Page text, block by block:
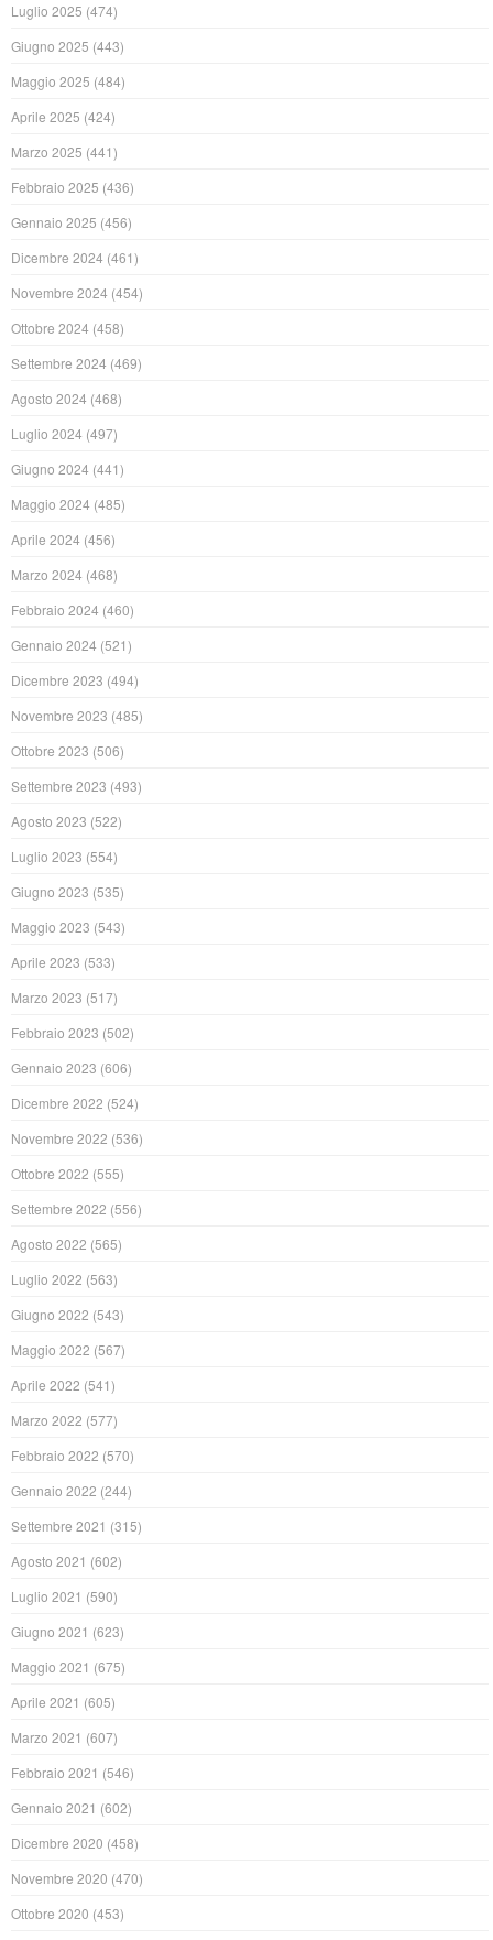
Luglio 2025 (474)
Giugno 2025 (443)
Maggio 2025 (484)
Aprile 2025 (424)
Marzo 2025 (441)
Febbraio 2025 (436)
Gennaio 2025 (456)
Dicembre 2024 (461)
Novembre 2024 (454)
Ottobre 2024 (458)
Settembre 2024 (469)
Agosto 2024 (468)
Luglio 2024 (497)
Giugno 2024 (441)
Maggio 2024 (485)
Aprile 2024 (456)
Marzo 2024 (468)
Febbraio 2024 (460)
Gennaio 2024 (521)
Dicembre 2023 (494)
Novembre 2023 (485)
Ottobre 2023 (506)
Settembre 2023 (493)
Agosto 2023 (522)
Luglio 2023 (554)
Giugno 2023 (535)
Maggio 2023 (543)
Aprile 2023 (533)
Marzo 2023 (517)
Febbraio 2023 (502)
Gennaio 2023 (606)
Dicembre 2022 (524)
Novembre 2022 (536)
Ottobre 2022 (555)
Settembre 2022 (556)
Agosto 2022 (565)
Luglio 2022 (563)
Giugno 2022 (543)
Maggio 2022 (567)
Aprile 2022 (541)
Marzo 2022 (577)
Febbraio 2022 (570)
Gennaio 2022 (244)
Settembre 2021 (315)
Agosto 2021 (602)
Luglio 2021 (590)
Giugno 2021 (623)
Maggio 2021 (675)
Aprile 2021 (605)
Marzo 2021 (607)
Febbraio 2021 (546)
Gennaio 2021 (602)
Dicembre 2020 (458)
Novembre 2020 (470)
Ottobre 2020 (453)